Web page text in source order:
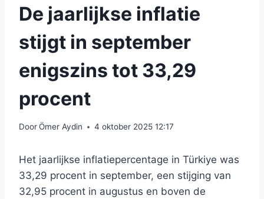
De jaarlijkse inflatie
stijgt in september
enigszins tot 33,29
procent
DoorÖmer Aydin 4 oktober 2025 12:17
Het jaarlijkse inflatiepercentage in Türkiye was
33,29 procent in september, een stijging van
32,95 procent in augustus en boven de